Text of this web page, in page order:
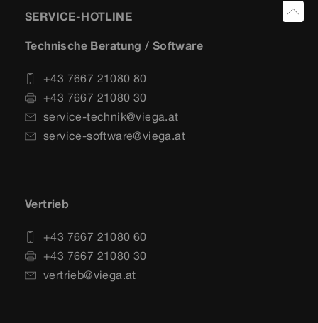
SERVICE-HOTLINE
Technische Beratung / Software
+43 7667 21080 80
+43 7667 21080 30
service-technik@viega.at
service-software@viega.at
Vertrieb
+43 7667 21080 60
+43 7667 21080 30
vertrieb@viega.at